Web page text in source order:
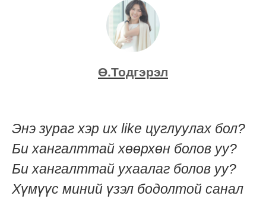
Ө.Тодгэрэл
Энэ зураг хэр их like цуглуулах бол?
Би хангалттай хөөрхөн болов уу?
Би хангалттай ухаалаг болов уу?
Хүмүүс миний үзэл бодолтой санал